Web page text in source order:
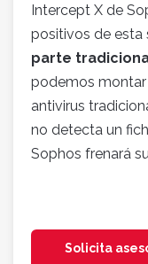
Intercept X de
positivos de esta
parte
podemos montar
antivirus
no detecta un
Sophos frenará
Solicita